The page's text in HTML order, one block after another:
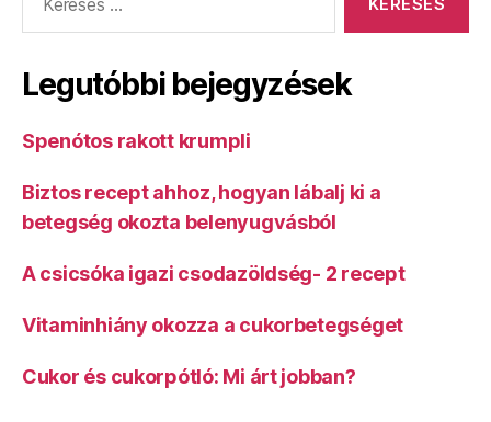
Legutóbbi bejegyzések
Spenótos rakott krumpli
Biztos recept ahhoz, hogyan lábalj ki a
betegség okozta belenyugvásból
A csicsóka igazi csodazöldség- 2 recept
Vitaminhiány okozza a cukorbetegséget
Cukor és cukorpótló: Mi árt jobban?